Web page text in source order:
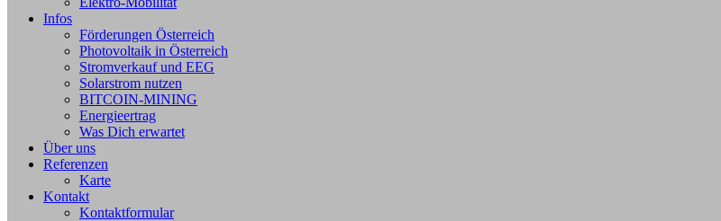
Infos
Förderungen Österreich
Photovoltaik in Österreich
Stromverkauf und EEG
Solarstrom nutzen
BITCOIN-MINING
Energieertrag
Was Dich erwartet
Über uns
Referenzen
Karte
Kontakt
Kontaktformular